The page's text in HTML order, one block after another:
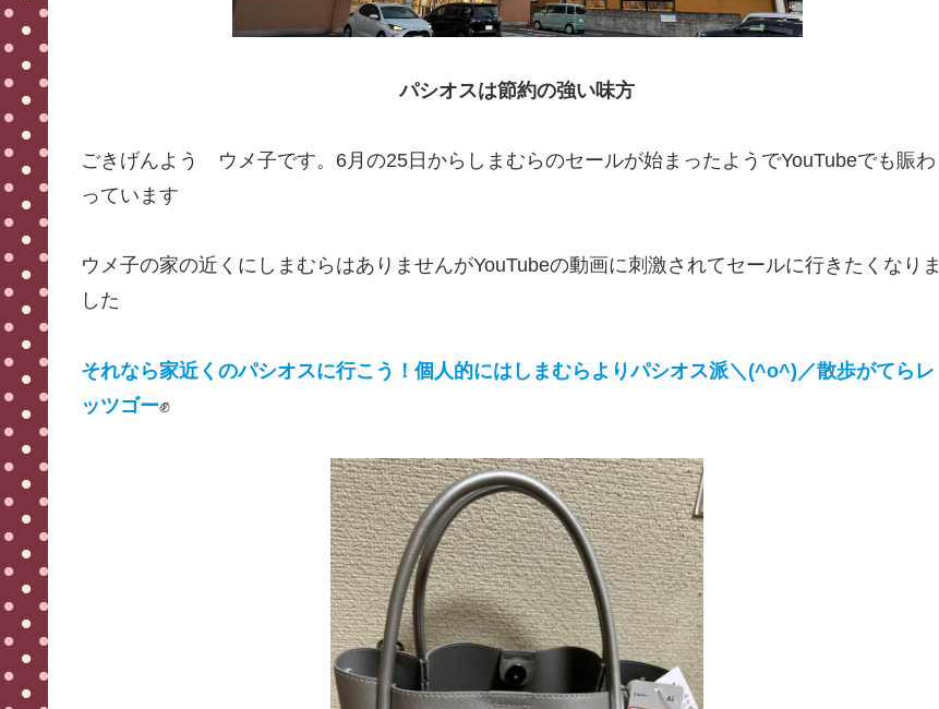
パシオスは節約の強い味方
ごきげんよう ウメ子です。6月の25日からしまむらのセールが始まったようでYouTubeでも賑わ
っています
ウメ子の家の近くにしまむらはありませんがYouTubeの動画に刺激されてセールに行きたくなりま
した
それなら家近くのパシオスに行こう！個人的にはしまむらよりパシオス派＼(^o^)／散歩がてらレ
ッツゴー✊